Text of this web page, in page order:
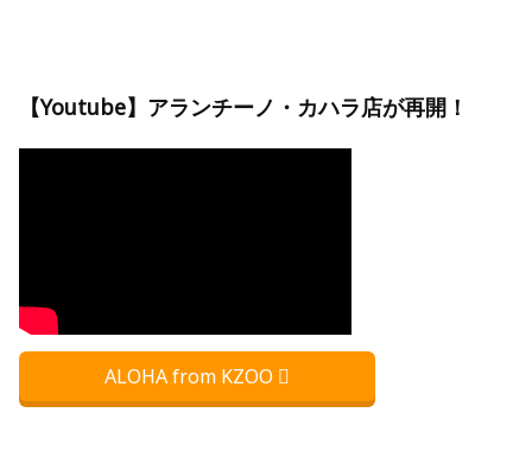
【Youtube】アランチーノ・カハラ店が再開！
ALOHA from KZOO